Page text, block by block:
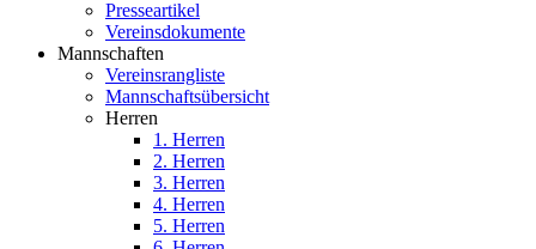
Presseartikel
Vereinsdokumente
Mannschaften
Vereinsrangliste
Mannschaftsübersicht
Herren
1. Herren
2. Herren
3. Herren
4. Herren
5. Herren